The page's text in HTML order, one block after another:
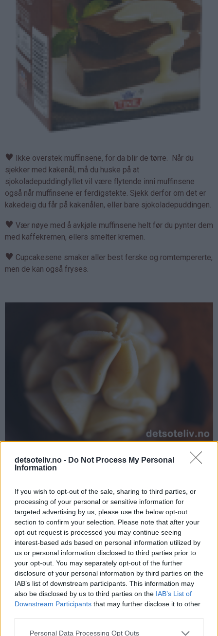
detsoteliv.no - Do Not Process My Personal
Information
If you wish to opt-out of the sale, sharing to third parties, or
processing of your personal or sensitive information for
targeted advertising by us, please use the below opt-out
section to confirm your selection. Please note that after your
opt-out request is processed you may continue seeing
interest-based ads based on personal information utilized by
us or personal information disclosed to third parties prior to
your opt-out. You may separately opt-out of the further
disclosure of your personal information by third parties on the
IAB’s list of downstream participants. This information may
also be disclosed by us to third parties on the IAB’s List of
Downstream Participants that may further disclose it to other
Personal Data Processing Opt Outs
♥ Ikke overstek muffinsene, for da blir de tørre. Når du
sjekker med kakenål, må du huske på at
sjokoladepuddingfyllet vil være flytende inni muffinsene
også når muffinsene er ferdigstekte. Sjekk derfor om det er
kakedeig du får på kakenålen, eller bare sjokoladepuddingen.
♥ Vær nøye med å avkjøle muffinsene helt før du pynter dem
med kaffekremen, ellers smelter kremen.
♥ Cupcakesene smaker aller best ferske og romtempererte,
men de kan også fryses.
Er du glad i kaffelikør og sjokolade vil du elske disse
Sjokoladepuddingen gjør cupcakesene saftige, og
sjokoladesmaken balanserer kaffelikørsmaken på en nydelig
måte!